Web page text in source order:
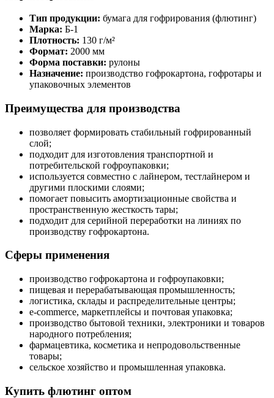
Тип продукции: бумага для гофрирования (флютинг)
Марка: Б-1
Плотность: 130 г/м²
Формат: 2000 мм
Форма поставки: рулоны
Назначение: производство гофрокартона, гофротары и
упаковочных элементов
Преимущества для производства
позволяет формировать стабильный гофрированный
слой;
подходит для изготовления транспортной и
потребительской гофроупаковки;
используется совместно с лайнером, тестлайнером и
другими плоскими слоями;
помогает повысить амортизационные свойства и
пространственную жесткость тары;
подходит для серийной переработки на линиях по
производству гофрокартона.
Сферы применения
производство гофрокартона и гофроупаковки;
пищевая и перерабатывающая промышленность;
логистика, склады и распределительные центры;
e-commerce, маркетплейсы и почтовая упаковка;
производство бытовой техники, электроники и товаров
народного потребления;
фармацевтика, косметика и непродовольственные
товары;
сельское хозяйство и промышленная упаковка.
Купить флютинг оптом